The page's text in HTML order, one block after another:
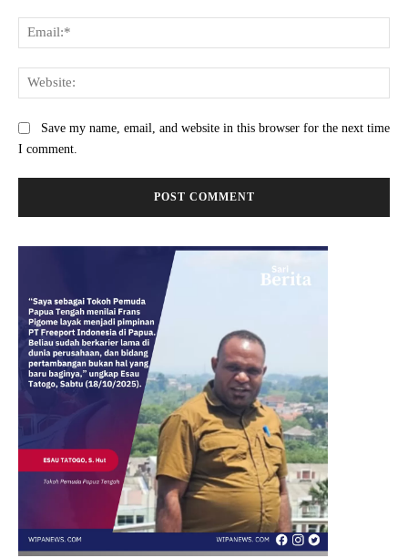
Save my name, email, and website in this browser for the next time
I comment.